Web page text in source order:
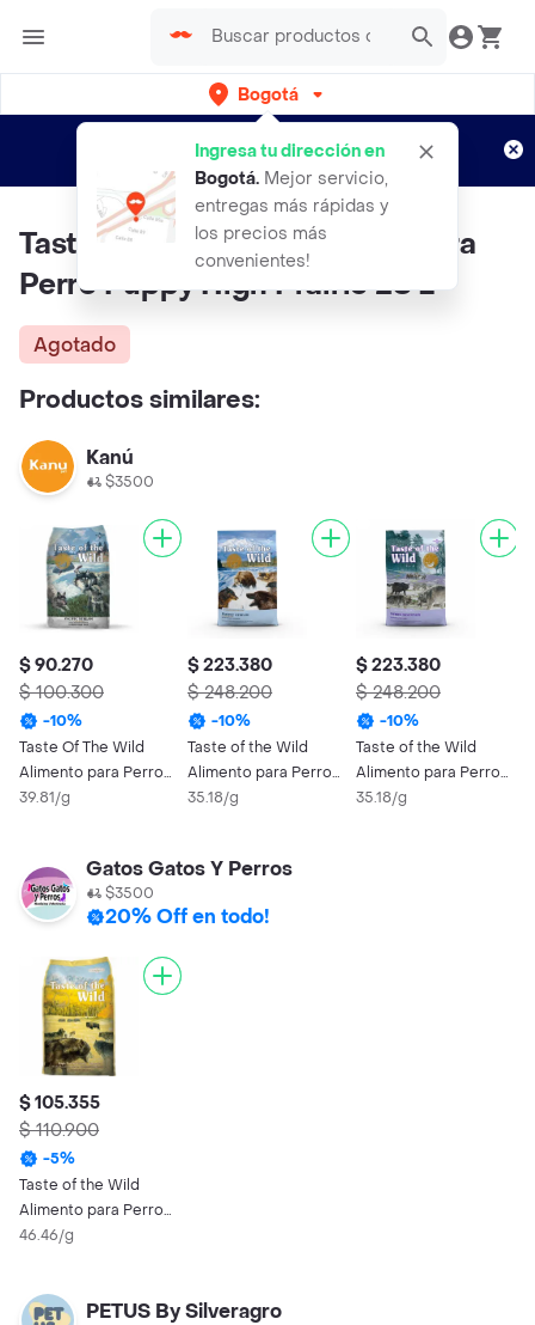
Bogotá
Ingresa tu dirección en
Bogotá. Mejor servicio,
entregas más rápidas y
los precios más
convenientes!
envíos gratis por semanas
Aplican TyC
Taste Of The Wild Alimento Para
Perro Puppy High Prairie 28 L
Agotado
Productos similares:
Kanú
$3500
$ 90.270
$ 100.300
-10%
Taste Of The Wild
Alimento para Perro
Pacific Puppy Salmón
39.81/g
$ 223.380
$ 248.200
-10%
Taste of the Wild
Alimento para Perro
Adulto Pacific Stream
35.18/g
$ 223.380
$ 248.200
-10%
Taste of the Wild
Alimento para Perro
Sierra Mountain
35.18/g
Gatos Gatos Y Perros
$3500
20% Off en todo!
$ 105.355
$ 110.900
-5%
Taste of the Wild
Alimento para Perro
Adulto High Prairie
46.46/g
PETUS By Silveragro